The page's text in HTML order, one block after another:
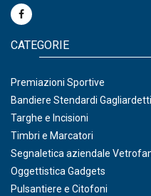
CATEGORIE
Premiazioni Sportive
Bandiere Stendardi Gagliardetti
Targhe e Incisioni
Timbri e Marcatori
Segnaletica aziendale
Oggettistica Gadgets
Pulsantiere e Citofoni